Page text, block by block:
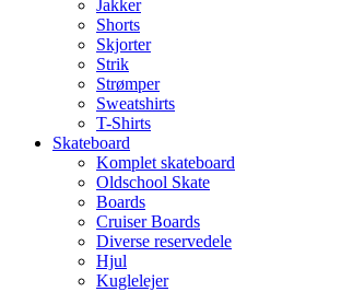
Jakker
Shorts
Skjorter
Strik
Strømper
Sweatshirts
T-Shirts
Skateboard
Komplet skateboard
Oldschool Skate
Boards
Cruiser Boards
Diverse reservedele
Hjul
Kuglelejer